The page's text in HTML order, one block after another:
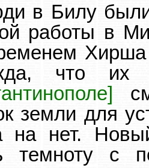
в Билу были
работы в
что их
земли для
на нет.
темноту с